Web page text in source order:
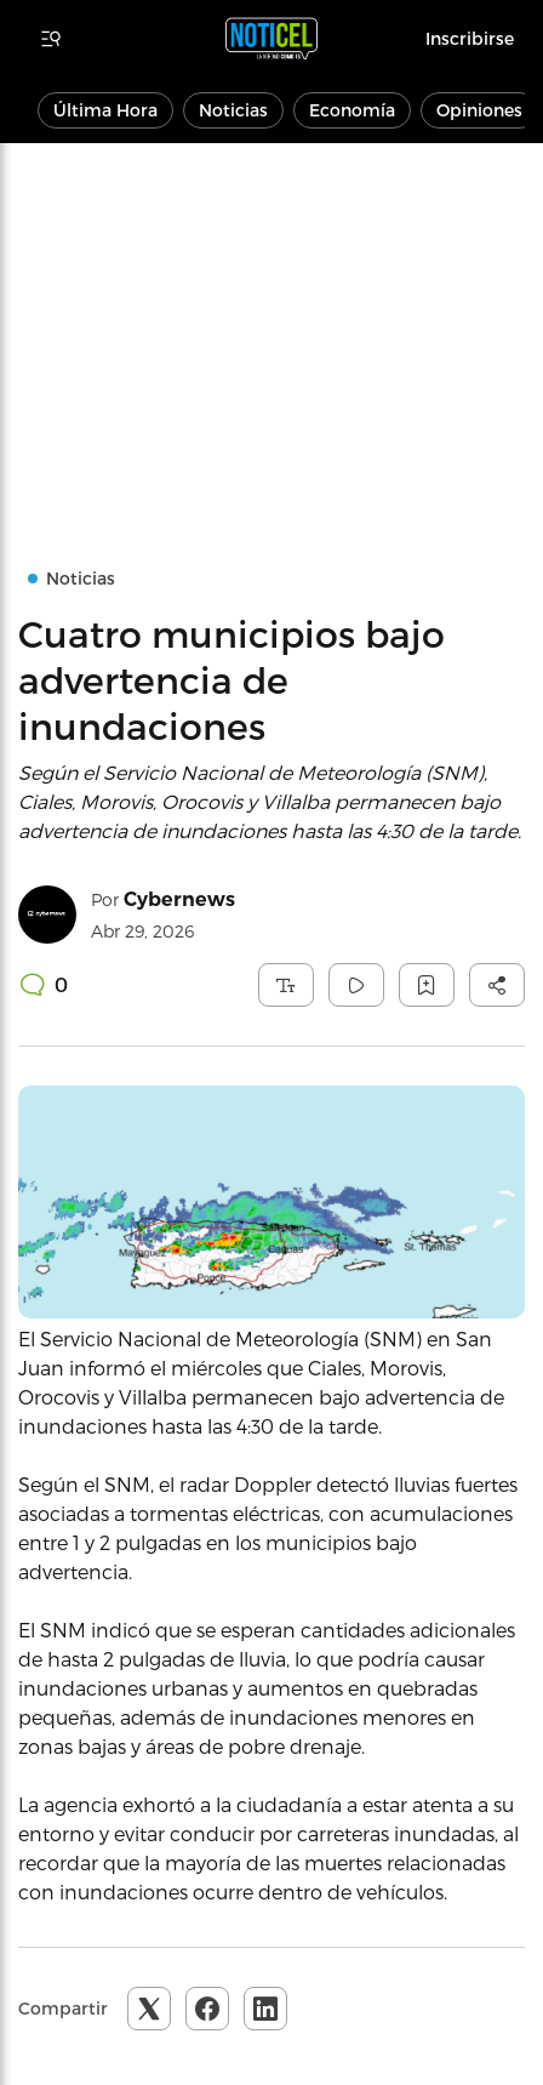
Inscribirse
Última Hora Noticias Economía Opiniones
Noticias
Cuatro municipios bajo
advertencia de
inundaciones
Según el Servicio Nacional de Meteorología (SNM),
Ciales, Morovis, Orocovis y Villalba permanecen bajo
advertencia de inundaciones hasta las 4:30 de la tarde.
Por Cybernews
Abr 29, 2026
0
El Servicio Nacional de Meteorología (SNM) en San
Juan informó el miércoles que Ciales, Morovis,
Orocovis y Villalba permanecen bajo advertencia de
inundaciones hasta las 4:30 de la tarde.
Según el SNM, el radar Doppler detectó lluvias fuertes
asociadas a tormentas eléctricas, con acumulaciones
entre 1 y 2 pulgadas en los municipios bajo
advertencia.
El SNM indicó que se esperan cantidades adicionales
de hasta 2 pulgadas de lluvia, lo que podría causar
inundaciones urbanas y aumentos en quebradas
pequeñas, además de inundaciones menores en
zonas bajas y áreas de pobre drenaje.
La agencia exhortó a la ciudadanía a estar atenta a su
entorno y evitar conducir por carreteras inundadas, al
recordar que la mayoría de las muertes relacionadas
con inundaciones ocurre dentro de vehículos.
Compartir